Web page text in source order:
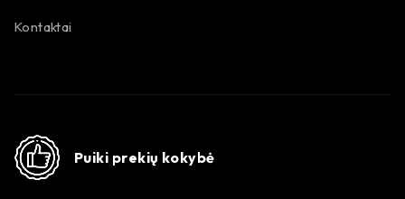
Kontaktai
Puiki prekių kokybė